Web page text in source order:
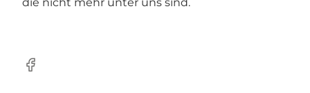
die nicht mehr unter uns sind.
Facebook